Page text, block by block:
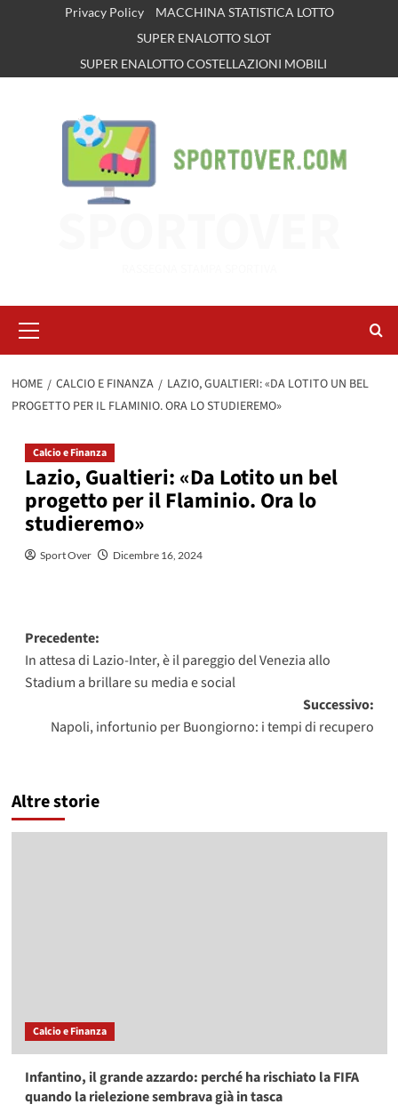
Privacy Policy
MACCHINA STATISTICA LOTTO
SUPER ENALOTTO SLOT
SUPER ENALOTTO COSTELLAZIONI MOBILI
principale
HOME CALCIO E FINANZA
LAZIO, GUALTIERI: «DA LOTITO UN BEL
PROGETTO PER IL FLAMINIO. ORA LO STUDIEREMO»
Calcio e Finanza
Lazio, Gualtieri: «Da Lotito un bel
progetto per il Flaminio. Ora lo
studieremo»
Sport Over Dicembre 16, 2024
Navigazione
articolo
Precedente:
In attesa di Lazio-Inter, è il pareggio del Venezia allo
Stadium a brillare su media e social
Successivo:
Napoli, infortunio per Buongiorno: i tempi di recupero
Altre storie
Calcio e Finanza
Infantino, il grande azzardo: perché ha rischiato la FIFA
quando la rielezione sembrava già in tasca